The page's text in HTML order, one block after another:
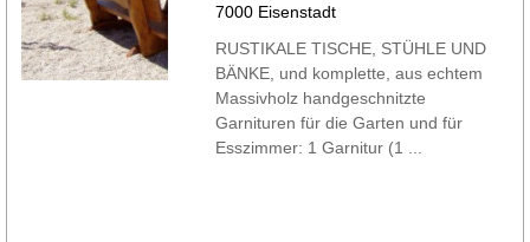
7000 Eisenstadt
RUSTIKALE TISCHE, STÜHLE UND
BÄNKE, und komplette, aus echtem
Massivholz handgeschnitzte
Garnituren für die Garten und für
Esszimmer: 1 Garnitur (1 ...